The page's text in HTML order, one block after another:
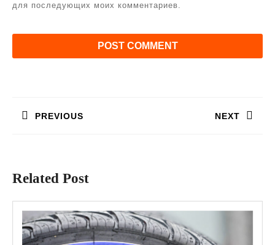
для последующих моих комментариев.
записям
PREVIOUS NEXT
Related Post